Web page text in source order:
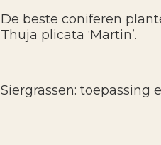
De beste coniferen
Thuja plicata ‘Martin’.
Siergrassen: toepassing